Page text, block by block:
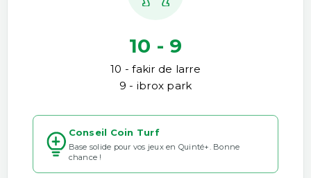
10 - 9
10 - fakir de larre
9 - ibrox park
Conseil Coin Turf
Base solide pour vos jeux en Quinté+. Bonne
chance !